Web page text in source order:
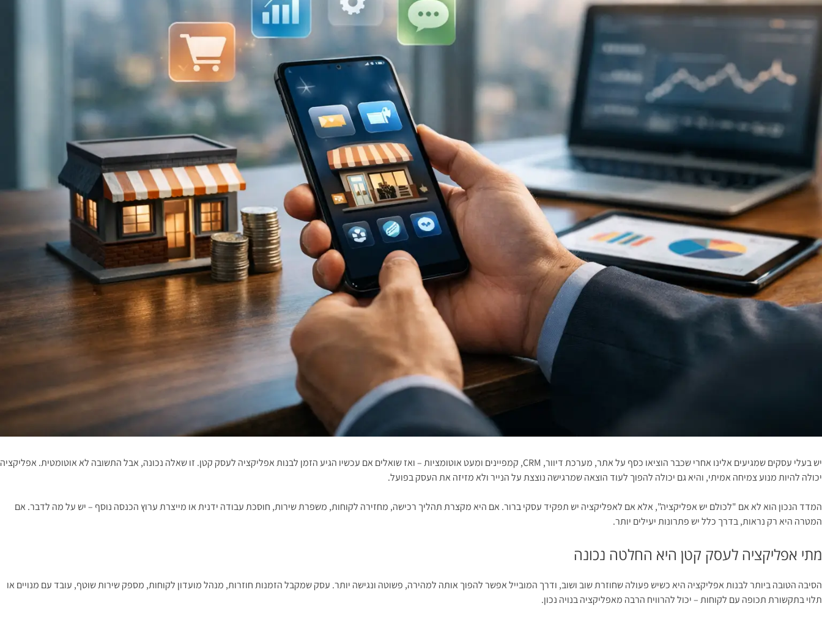
יש בעלי עסקים שמגיעים אלינו אחרי שכבר הוציאו כסף על אתר, מערכת דיוור, CRM, קמפיינים ומעט אוטומציות – ואז שואלים אם עכשיו הגיע הזמן לבנות אפליקציה לעסק קטן. זו שאלה נכונה, אבל התשובה לא אוטומטית. אפליקציה
יכולה להיות מנוע צמיחה אמיתי, והיא גם יכולה להפוך לעוד הוצאה שמרגישה נוצצת על הנייר ולא מזיזה את העסק בפועל.
המדד הנכון הוא לא אם "לכולם יש אפליקציה", אלא אם לאפליקציה יש תפקיד עסקי ברור. אם היא מקצרת תהליך רכישה, מחזירה לקוחות, משפרת שירות, חוסכת עבודה ידנית או מייצרת ערוץ הכנסה נוסף – יש על מה לדבר. אם
המטרה היא רק נראות, בדרך כלל יש פתרונות יעילים יותר.
מתי אפליקציה לעסק קטן היא החלטה נכונה
הסיבה הטובה ביותר לבנות אפליקציה היא כשיש פעולה שחוזרת שוב ושוב, ודרך המובייל אפשר להפוך אותה למהירה, פשוטה ונגישה יותר. עסק שמקבל הזמנות חוזרות, מנהל מועדון לקוחות, מספק שירות שוטף, עובד עם מנויים או
תלוי בתקשורת תכופה עם לקוחות – יכול להרוויח הרבה מאפליקציה בנויה נכון.